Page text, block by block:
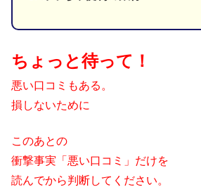
ちょっと待って！
悪い口コミもある。
損しないために
このあとの
衝撃事実「悪い口コミ」だけを
読んでから判断してください。